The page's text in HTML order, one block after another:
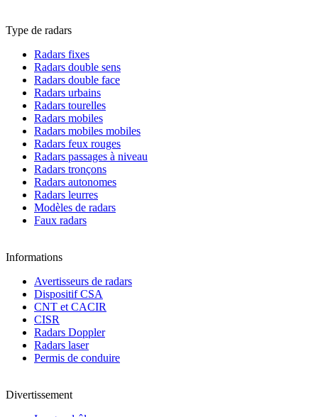
Type de radars
Radars fixes
Radars double sens
Radars double face
Radars urbains
Radars tourelles
Radars mobiles
Radars mobiles mobiles
Radars feux rouges
Radars passages à niveau
Radars tronçons
Radars autonomes
Radars leurres
Modèles de radars
Faux radars
Informations
Avertisseurs de radars
Dispositif CSA
CNT et CACIR
CISR
Radars Doppler
Radars laser
Permis de conduire
Divertissement